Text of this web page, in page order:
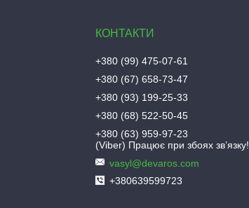
+380 (99) 475-07-61
+380 (67) 658-73-47
+380 (93) 199-25-33
+380 (68) 522-50-45
+380 (63) 959-97-23
(Viber) Працює при збоях зв’язку!
vasyl@devaros.com
+380639599723